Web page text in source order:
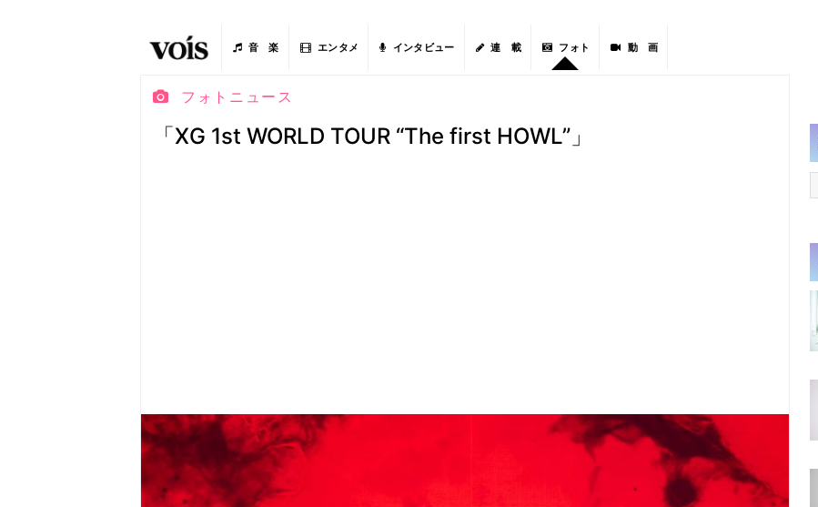
音 楽 エンタメ インタビュー 連 載 フォト 動 画
フォトニュース
「XG 1st WORLD TOUR “The first HOWL”」